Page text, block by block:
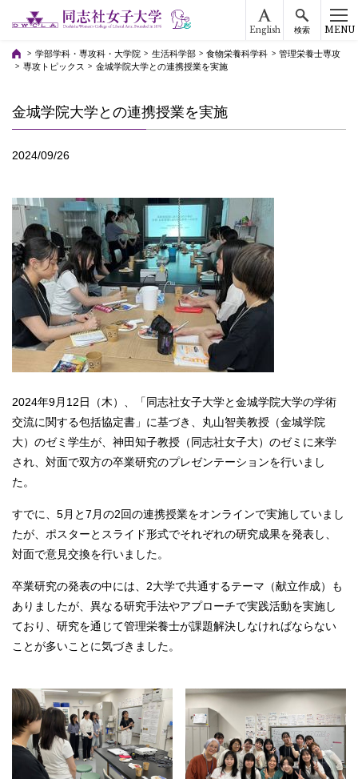
English 検索 MENU
学部学科・専攻科・大学院 生活科学部 食物栄養科学科
管理栄養士専攻
専攻トピックス
金城学院大学との連携授業を実施
金城学院大学との連携授業を実施
2024/09/26
2024年9月12日（木）、「同志社女子大学と金城学院大学の学術
交流に関する包括協定書」に基づき、丸山智美教授（金城学院
大）のゼミ学生が、神田知子教授（同志社女子大）のゼミに来学
され、対面で双方の卒業研究のプレゼンテーションを行いまし
た。
すでに、5月と7月の2回の連携授業をオンラインで実施していまし
たが、ポスターとスライド形式でそれぞれの研究成果を発表し、
対面で意見交換を行いました。
卒業研究の発表の中には、2大学で共通するテーマ（献立作成）も
ありましたが、異なる研究手法やアプローチで実践活動を実施し
ており、研究を通じて管理栄養士が課題解決しなければならない
ことが多いことに気づきました。